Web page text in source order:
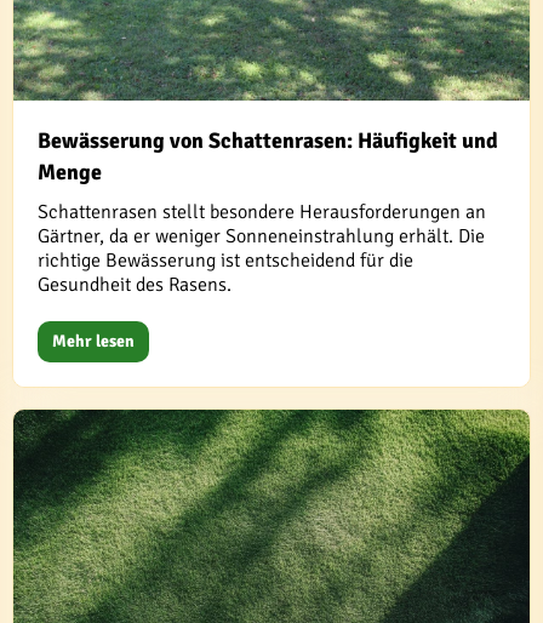
Bewässerung von Schattenrasen: Häufigkeit und
Menge
Schattenrasen stellt besondere Herausforderungen an
Gärtner, da er weniger Sonneneinstrahlung erhält. Die
richtige Bewässerung ist entscheidend für die
Gesundheit des Rasens.
Mehr lesen